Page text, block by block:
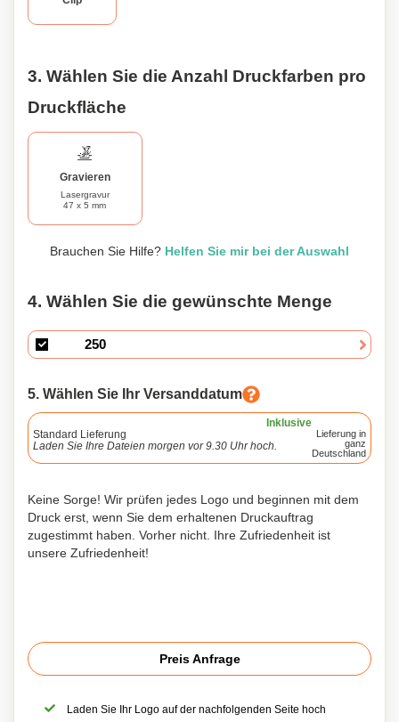
eingravieren zu lassen, was ihn zu einem wirklich
einzigartigen und personalisierten Geschenk macht. Also,
Füllfederhalter mit Linienmuster, der dazu bestimmt ist,
verleihen.
3. Wählen Sie die Anzahl Druckfarben pro
Druckfläche
Gravieren
Lasergravur
47 x 5 mm
Brauchen Sie Hilfe? Helfen Sie mir bei der Auswahl
4. Wählen Sie die gewünschte Menge
5. Wählen Sie Ihr Versanddatum
Inklusive
Standard Lieferung
Laden Sie Ihre Dateien morgen vor 9.30 Uhr hoch.
Lieferung in
ganz
Deutschland
Keine Sorge! Wir prüfen jedes Logo und beginnen mit dem
Druck erst, wenn Sie dem erhaltenen Druckauftrag
zugestimmt haben. Vorher nicht. Ihre Zufriedenheit ist
unsere Zufriedenheit!
Preis Anfrage
Laden Sie Ihr Logo auf der nachfolgenden Seite hoch